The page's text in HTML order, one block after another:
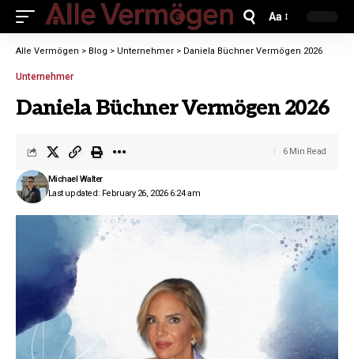
Aa
Alle Vermögen > Blog > Unternehmer > Daniela Büchner Vermögen 2026
Unternehmer
Daniela Büchner Vermögen 2026
Last updated: February 26, 2026 6:24 am
Michael Walter
6 Min Read